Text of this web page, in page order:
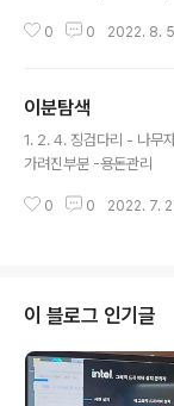
M * 6 = 분침의 각도 H
거라서 log n의 시간복잡
for문으로 구현 for문으로
아 코드 다 못봄 --- 팀대
ㄴ 범위를 두가지로 나눠
0 0 2022. 8.
이분탐색
1. 2. 4. 징검다리 - 나무
가려진부분 -용돈관리
0 0 2022. 7.
이 블로그 인기글